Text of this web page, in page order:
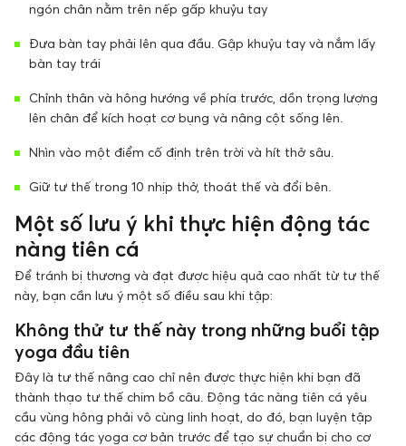
ngón chân nằm trên nếp gấp khuỷu tay
Đưa bàn tay phải lên qua đầu. Gập khuỷu tay và nắm lấy
bàn tay trái
Chỉnh thân và hông hướng về phía trước, dồn trọng lượng
lên chân để kích hoạt cơ bụng và nâng cột sống lên.
Nhìn vào một điểm cố định trên trời và hít thở sâu.
Giữ tư thế trong 10 nhịp thở, thoát thế và đổi bên.
Một số lưu ý khi thực hiện động tác
nàng tiên cá
Để tránh bị thương và đạt được hiệu quả cao nhất từ ​​tư thế
này, bạn cần lưu ý một số điều sau khi tập:
Không thử tư thế này trong những buổi tập
yoga đầu tiên
Đây là tư thế nâng cao chỉ nên được thực hiện khi bạn đã
thành thạo tư thế chim bồ câu. Động tác nàng tiên cá yêu
cầu vùng hông phải vô cùng linh hoạt, do đó, bạn luyện tập
các động tác yoga cơ bản trước để tạo sự chuẩn bị cho cơ